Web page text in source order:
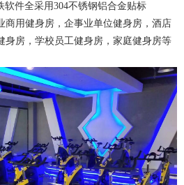
软件全采用304不锈钢铝合金贴标
商用健身房，企事业单位健身房，酒店
身房，学校员工健身房，家庭健身房等